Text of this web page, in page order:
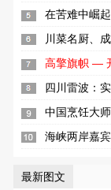
暨“互联网+新零售
在苦难中崛
川菜名厨、
高擎旗帜 —
新征程四川雷波：
进儿童健康成长
中国烹饪大
暨收徒仪式
海峡两岸嘉
最新图文